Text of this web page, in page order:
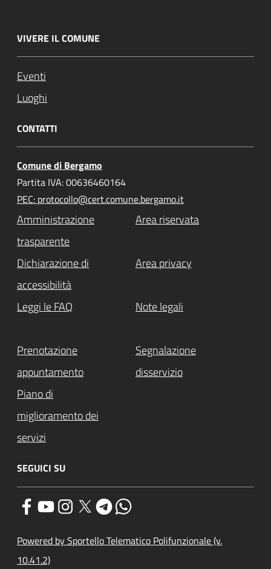
VIVERE IL COMUNE
Eventi
Luoghi
CONTATTI
Comune di Bergamo
Partita IVA: 00636460164
PEC: protocollo@cert.comune.bergamo.it
Amministrazione
trasparente
Area riservata
Dichiarazione di
accessibilità
Area privacy
Leggi le FAQ Note legali
Prenotazione
appuntamento
Segnalazione
disservizio
Piano di
miglioramento dei
servizi
SEGUICI SU
Powered by Sportello Telematico Polifunzionale (v.
10.41.2)